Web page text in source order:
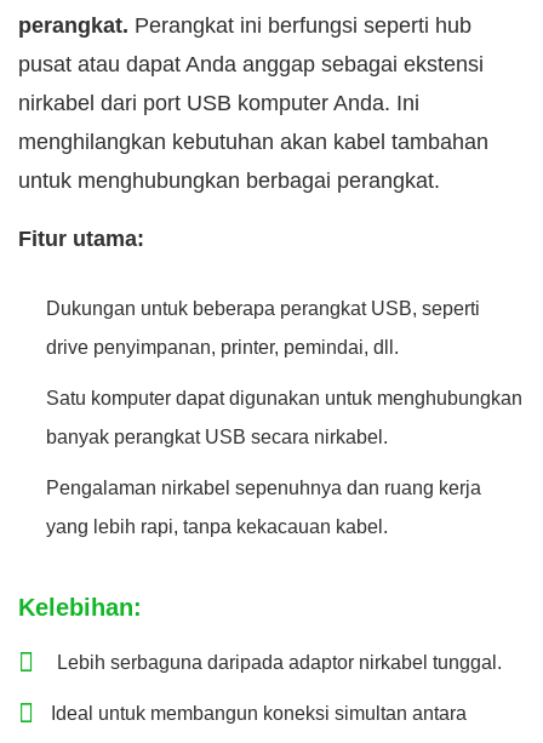
perangkat. Perangkat ini berfungsi seperti hub
pusat atau dapat Anda anggap sebagai ekstensi
nirkabel dari port USB komputer Anda. Ini
menghilangkan kebutuhan akan kabel tambahan
untuk menghubungkan berbagai perangkat.
Fitur utama:
Dukungan untuk beberapa perangkat USB, seperti
drive penyimpanan, printer, pemindai, dll.
Satu komputer dapat digunakan untuk menghubungkan
banyak perangkat USB secara nirkabel.
Pengalaman nirkabel sepenuhnya dan ruang kerja
yang lebih rapi, tanpa kekacauan kabel.
Kelebihan:
Lebih serbaguna daripada adaptor nirkabel tunggal.
Ideal untuk membangun koneksi simultan antara